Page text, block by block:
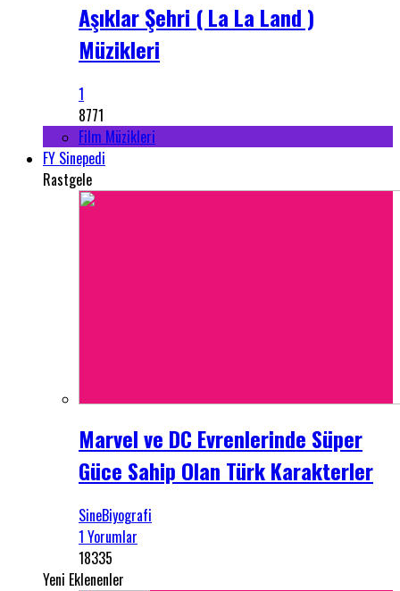
Aşıklar Şehri ( La La Land )
Müzikleri
1
8771
Film Müzikleri
FY Sinepedi
Rastgele
Marvel ve DC Evrenlerinde Süper
Güce Sahip Olan Türk Karakterler
SineBiyografi
1 Yorumlar
18335
Yeni Eklenenler